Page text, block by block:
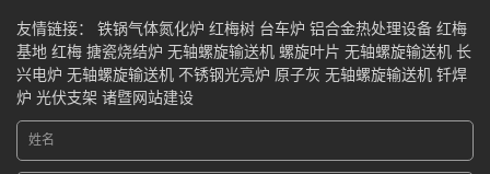
友情链接： 铁锅气体氮化炉 红梅树 台车炉 铝合金热处理设备 红梅
基地 红梅 搪瓷烧结炉 无轴螺旋输送机 螺旋叶片 无轴螺旋输送机 长
兴电炉 无轴螺旋输送机 不锈钢光亮炉 原子灰 无轴螺旋输送机 钎焊
炉 光伏支架 诸暨网站建设